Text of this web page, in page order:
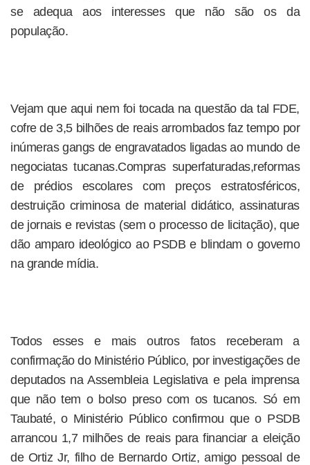
se adequa aos interesses que não são os da
população.
Vejam que aqui nem foi tocada na questão da tal FDE,
cofre de 3,5 bilhões de reais arrombados faz tempo por
inúmeras gangs de engravatados ligadas ao mundo de
negociatas tucanas.Compras superfaturadas,reformas
de prédios escolares com preços estratosféricos,
destruição criminosa de material didático, assinaturas
de jornais e revistas (sem o processo de licitação), que
dão amparo ideológico ao PSDB e blindam o governo
na grande mídia.
Todos esses e mais outros fatos receberam a
confirmação do Ministério Público, por investigações de
deputados na Assembleia Legislativa e pela imprensa
que não tem o bolso preso com os tucanos. Só em
Taubaté, o Ministério Público confirmou que o PSDB
arrancou 1,7 milhões de reais para financiar a eleição
de Ortiz Jr, filho de Bernardo Ortiz, amigo pessoal de